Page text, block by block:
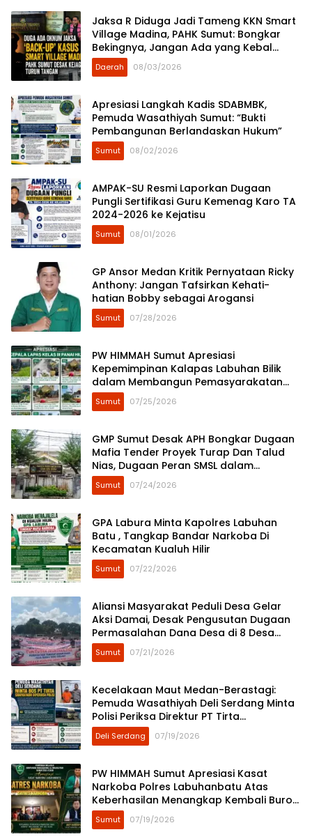
Jaksa R Diduga Jadi Tameng KKN Smart
Village Madina, PAHK Sumut: Bongkar
Bekingnya, Jangan Ada yang Kebal
Hukum!
Daerah 08/03/2026
Apresiasi Langkah Kadis SDABMBK,
Pemuda Wasathiyah Sumut: “Bukti
Pembangunan Berlandaskan Hukum”
Sumut 08/02/2026
AMPAK-SU Resmi Laporkan Dugaan
Pungli Sertifikasi Guru Kemenag Karo TA
2024-2026 ke Kejatisu
Sumut 08/01/2026
GP Ansor Medan Kritik Pernyataan Ricky
Anthony: Jangan Tafsirkan Kehati-
hatian Bobby sebagai Arogansi
Sumut 07/28/2026
​PW HIMMAH Sumut Apresiasi
Kepemimpinan Kalapas Labuhan Bilik
dalam Membangun Pemasyarakatan
Humanis
Sumut 07/25/2026
GMP Sumut Desak APH Bongkar Dugaan
Mafia Tender Proyek Turap Dan Talud
Nias, Dugaan Peran SMSL dalam
Peredaman Aksi Mahasiswa Diminta
Diusut
Sumut 07/24/2026
GPA Labura Minta Kapolres Labuhan
Batu , Tangkap Bandar Narkoba Di
Kecamatan Kualuh Hilir
Sumut 07/22/2026
Aliansi Masyarakat Peduli Desa Gelar
Aksi Damai, Desak Pengusutan Dugaan
Permasalahan Dana Desa di 8 Desa
Kecamatan Tebing Tinggi
Sumut 07/21/2026
Kecelakaan Maut Medan-Berastagi:
Pemuda Wasathiyah Deli Serdang Minta
Polisi Periksa Direktur PT Tirta
Sibayakindo
Deli Serdang 07/19/2026
PW HIMMAH Sumut Apresiasi Kasat
Narkoba Polres Labuhanbatu Atas
Keberhasilan Menangkap Kembali Buron
Narkoba Zul Alias Bagong
Sumut 07/19/2026